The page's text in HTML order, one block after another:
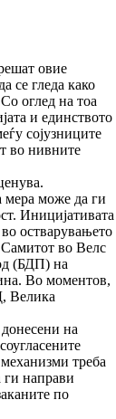
овие
се гледа како
оглед на тоа
и единството
сојузниците
во нивните
мера може да ги
Иницијативата
остварувањето
Самитот во Велс
(БДП) на
Во моментов,
Велика
на
треба
ги направи
по